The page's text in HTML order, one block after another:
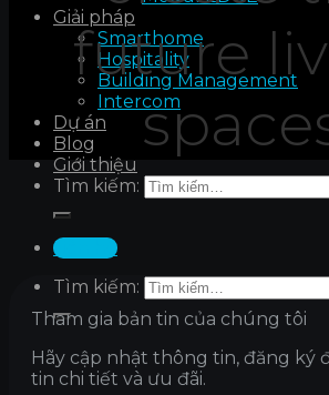
Giải pháp
Smarthome
Hospitality
Building Management
Intercom
Dự án
Blog
Giới thiệu
Tìm kiếm:
Liên hệ
Tìm kiếm:
future
Tham gia bản tin của chúng tôi
Hãy cập nhật thông tin, đăng ký
tin chi tiết và ưu đãi.